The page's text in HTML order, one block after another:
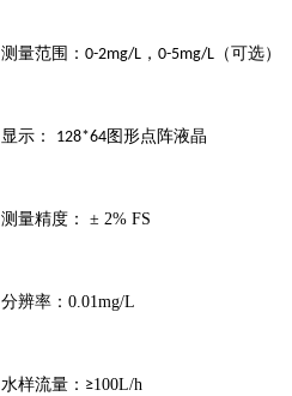
测量范围： 0-2mg/L ， 0-5mg/L （可选）
显示： 128*64图形点阵液晶
测量精度： ± 2% FS
分辨率： 0.01mg/L
水样流量： ≥100L/h